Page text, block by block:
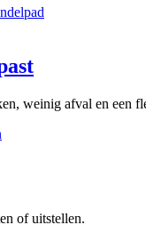
weinig afval en een
of uitstellen.